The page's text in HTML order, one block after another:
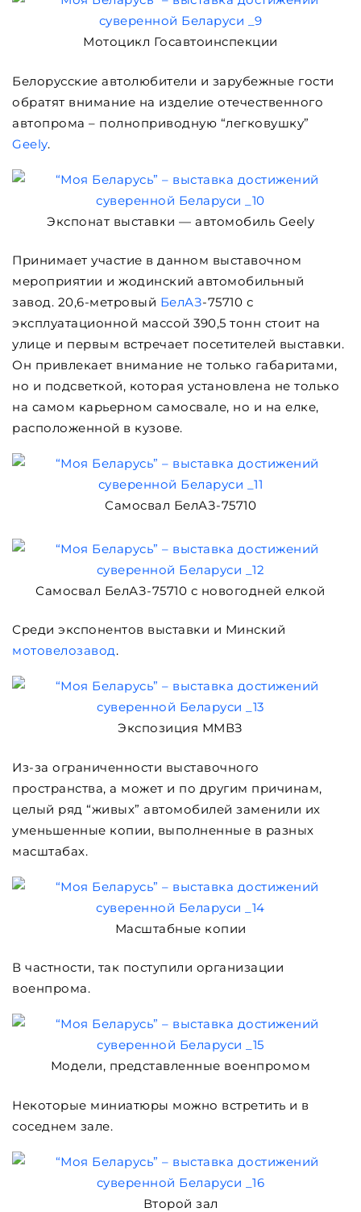
Мотоцикл Госавтоинспекции
Белорусские автолюбители и зарубежные гости
обратят внимание на изделие отечественного
автопрома – полноприводную “легковушку”
Geely.
Экспонат выставки — автомобиль Geely
Принимает участие в данном выставочном
мероприятии и жодинский автомобильный
завод. 20,6-метровый БелАЗ-75710 с
эксплуатационной массой 390,5 тонн стоит на
улице и первым встречает посетителей выставки.
Он привлекает внимание не только габаритами,
но и подсветкой, которая установлена не только
на самом карьерном самосвале, но и на елке,
расположенной в кузове.
Самосвал БелАЗ-75710
Самосвал БелАЗ-75710 с новогодней елкой
Среди экспонентов выставки и Минский
мотовелозавод.
Экспозиция ММВЗ
Из-за ограниченности выставочного
пространства, а может и по другим причинам,
целый ряд “живых” автомобилей заменили их
уменьшенные копии, выполненные в разных
масштабах.
Масштабные копии
В частности, так поступили организации
военпрома.
Модели, представленные военпромом
Некоторые миниатюры можно встретить и в
соседнем зале.
Второй зал